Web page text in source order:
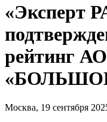
«Эксперт
рейтинг
Москва, 19 сентября